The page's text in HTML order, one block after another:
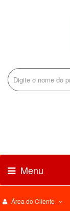
Área do Cliente
Menu